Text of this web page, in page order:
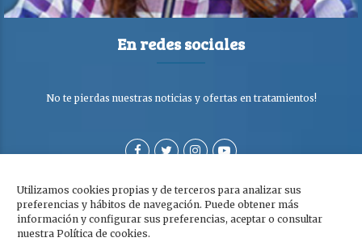
Utilizamos cookies propias y de terceros para analizar sus
preferencias y hábitos de navegación. Puede obtener más
información y configurar sus preferencias, aceptar o consultar
nuestra Política de cookies.
En redes sociales
No te pierdas nuestras noticias y ofertas en tratamientos!